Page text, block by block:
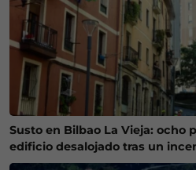
Susto en Bilbao La Vieja: ocho
edificio desalojado tras un